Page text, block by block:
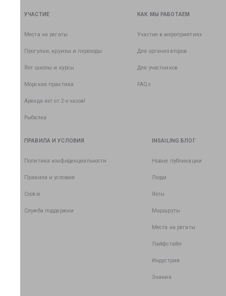
УЧАСТИЕ
Места на регаты
Прогулки, круизы и переходы
Яхт школы и курсы
Морская практика
Аренда яхт от 2-х часов!
Рыбалка
КАК МЫ РАБОТАЕМ
Участие в мероприятиях
Для организаторов
Для участников
FAQs
ПРАВИЛА И УСЛОВИЯ
Политика конфиденциальности
Правила и условия
Cookie
Служба поддержки
INSAILING БЛОГ
Новые публикации
Люди
Яхты
Маршруты
Места на регаты
Лайфстайл
Индустрия
Знания